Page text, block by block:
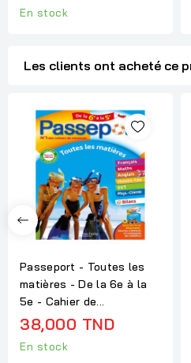
En stock
Les clients ont acheté ce
Passeport - Toutes les
matières - De la 6e à la
5e - Cahier de...
38,000 TND
En stock